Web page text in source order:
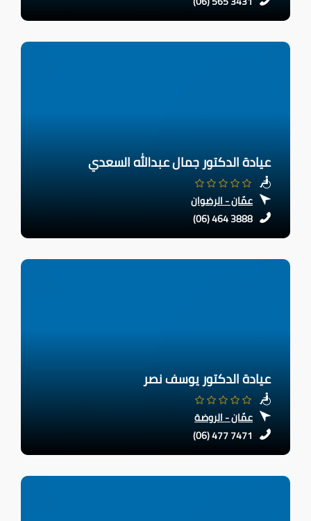
عيادة الدكتور جمال عبدالله السعدي
عمّان - الرضوان
(06) 464 3888
عيادة الدكتور يوسف نصر
عمّان - الروضة
(06) 477 7471